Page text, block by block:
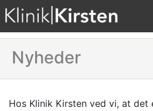
Nyheder
Hos Klinik Kirsten ved vi, at